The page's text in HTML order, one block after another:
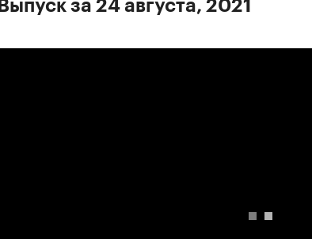
Выпуск за 24 августа, 2021